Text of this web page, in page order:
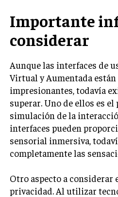
Importante
considerar
Aunque las interfaces de
Virtual y Aumentada
impresionantes, todavía
superar. Uno de ellos es el
simulación de la
interfaces pueden
sensorial inmersiva,
completamente las
Otro aspecto a considerar
privacidad. Al utilizar